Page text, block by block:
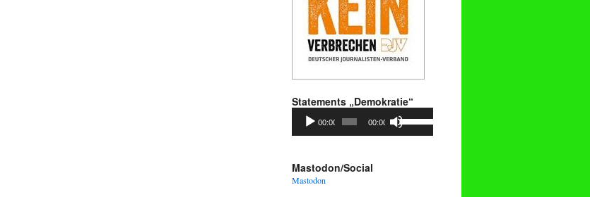
Statements „Demokratie“
Audio-
Player
00:00 00:00
Hoch/Runter
benutzen,
Mastodon/Social
Mastodon